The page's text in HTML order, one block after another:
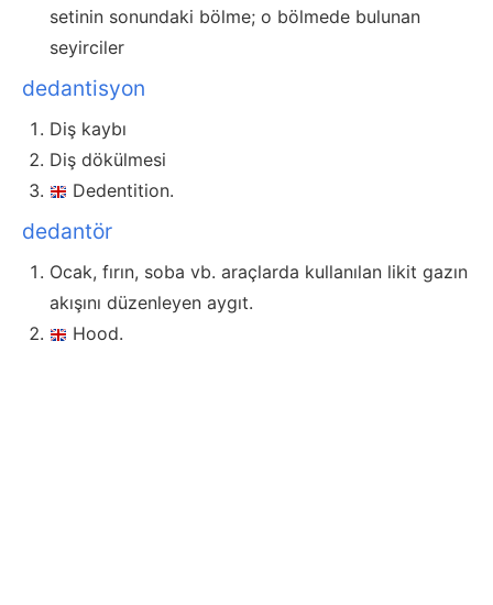
setinin sonundaki bölme; o bölmede bulunan
seyirciler
dedantisyon
Diş kaybı
Diş dökülmesi
Dedentition.
dedantör
Ocak, fırın, soba vb. araçlarda kullanılan likit gazın
akışını düzenleyen aygıt.
Hood.